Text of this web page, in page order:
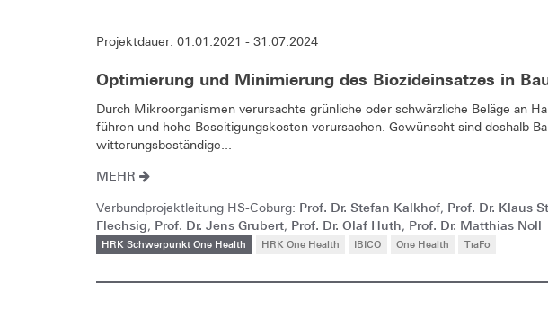
Projektdauer: 01.01.2021 - 31.07.2024
Optimierung und Minimierung des Biozideinsatzes in
Durch Mikroorganismen verursachte grünliche oder schwärzliche Beläge an
führen und hohe Beseitigungskosten verursachen. Gewünscht sind deshalb
witterungsbeständige...
MEHR
Verbundprojektleitung HS-Coburg: Prof. Dr. Stefan Kalkhof, Prof. Dr. Klaus
Flechsig, Prof. Dr. Jens Grubert, Prof. Dr. Olaf Huth, Prof. Dr. Matthias Noll
HRK Schwerpunkt One Health HRK One Health IBICO One Health TraFo